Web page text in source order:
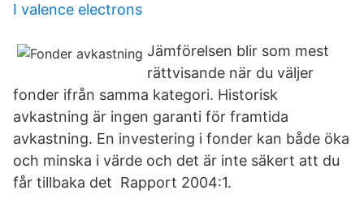
I valence electrons
Jämförelsen blir som mest
rättvisande när du väljer
fonder ifrån samma kategori. Historisk
avkastning är ingen garanti för framtida
avkastning. En investering i fonder kan både öka
och minska i värde och det är inte säkert att du
får tillbaka det Rapport 2004:1.